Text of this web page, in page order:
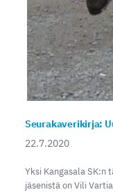
Seurakaverikirja:
22.7.2020
Yksi Kangasala SK:n
jäsenistä on Vili